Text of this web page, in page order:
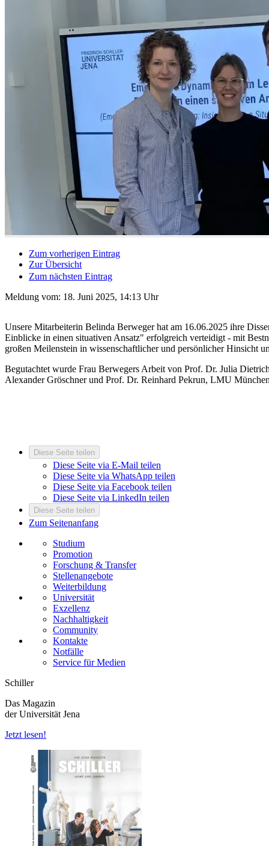
Zum vorherigen Eintrag
Zur Übersicht
Zum nächsten Eintrag
Meldung vom: 18. Juni 2025, 14:13 Uhr
Unsere Mitarbeiterin Belinda Berweger hat am 16.06.2025 ihre
Einblicke in einen situativen Ansatz" erfolgreich verteidigt - mit
großen Meilenstein in wissenschaftlicher und persönlicher Hinsicht
Begutachtet wurde Frau Berwegers Arbeit von Prof. Dr. Julia
Alexander Gröschner und Prof. Dr. Reinhard Pekrun, LMU
Diese Seite teilen
Diese Seite via E-Mail teilen
Diese Seite via WhatsApp teilen
Diese Seite via Facebook teilen
Diese Seite via LinkedIn teilen
Diese Seite teilen
Zum Seitenanfang
Studium
Promotion
Forschung & Transfer
Stellenangebote
Weiterbildung
Universität
Exzellenz
Nachhaltigkeit
Community
Kontakte
Notfälle
Service für Medien
Schiller
Das Magazin
der Universität Jena
Jetzt lesen!